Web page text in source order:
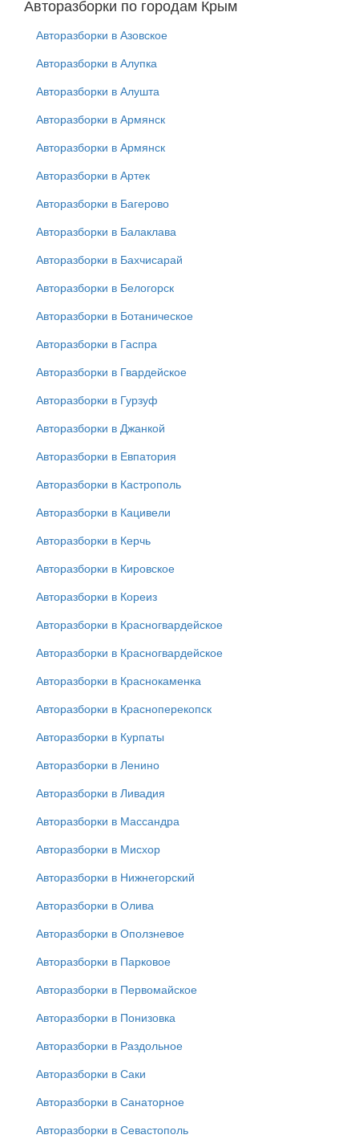
Авторазборки по городам Крым
Авторазборки в Азовское
Авторазборки в Алупка
Авторазборки в Алушта
Авторазборки в Армянск
Авторазборки в Армянск
Авторазборки в Артек
Авторазборки в Багерово
Авторазборки в Балаклава
Авторазборки в Бахчисарай
Авторазборки в Белогорск
Авторазборки в Ботаническое
Авторазборки в Гаспра
Авторазборки в Гвардейское
Авторазборки в Гурзуф
Авторазборки в Джанкой
Авторазборки в Евпатория
Авторазборки в Кастрополь
Авторазборки в Кацивели
Авторазборки в Керчь
Авторазборки в Кировское
Авторазборки в Кореиз
Авторазборки в Красногвардейское
Авторазборки в Красногвардейское
Авторазборки в Краснокаменка
Авторазборки в Красноперекопск
Авторазборки в Курпаты
Авторазборки в Ленино
Авторазборки в Ливадия
Авторазборки в Массандра
Авторазборки в Мисхор
Авторазборки в Нижнегорский
Авторазборки в Олива
Авторазборки в Оползневое
Авторазборки в Парковое
Авторазборки в Первомайское
Авторазборки в Понизовка
Авторазборки в Раздольное
Авторазборки в Саки
Авторазборки в Санаторное
Авторазборки в Севастополь